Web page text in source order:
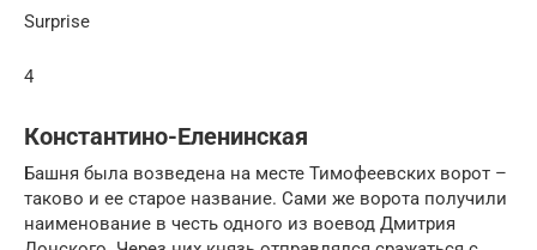
Surprise
4
Константино-Еленинская
Башня была возведена на месте Тимофеевских ворот –
таково и ее старое название. Сами же ворота получили
наименование в честь одного из воевод Дмитрия